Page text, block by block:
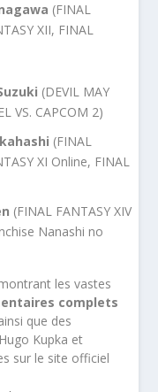
(FINAL
XII, FINAL
(DEVIL MAY
VS. CAPCOM 2)
(FINAL
XI Online, FINAL
(FINAL FANTASY XIV
Nanashi no
les vastes
complets
que des
Kupka et
sur le site officiel